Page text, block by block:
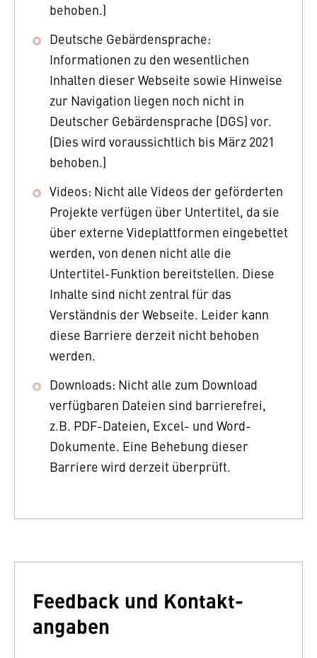
behoben.)
Deutsche Gebärdensprache:
Informationen zu den wesentlichen
Inhalten dieser Webseite sowie Hinweise
zur Navigation liegen noch nicht in
Deutscher Gebärdensprache (DGS) vor.
(Dies wird voraussichtlich bis März 2021
behoben.)
Videos: Nicht alle Videos der geförderten
Projekte verfügen über Untertitel, da sie
über externe Videplattformen eingebettet
werden, von denen nicht alle die
Untertitel-Funktion bereitstellen. Diese
Inhalte sind nicht zentral für das
Verständnis der Webseite. Leider kann
diese Barriere derzeit nicht behoben
werden.
Downloads: Nicht alle zum Download
verfügbaren Dateien sind barrierefrei,
z.B. PDF-Dateien, Excel- und Word-
Dokumente. Eine Behebung dieser
Barriere wird derzeit überprüft.
Feedback und Kontakt­
angaben